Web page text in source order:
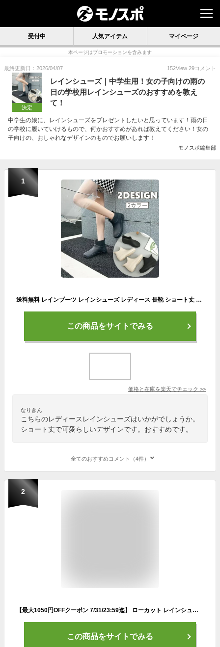
受付中 人気アイテム マイページ
本ページはプロモーションを含みます
最終更新日：2026/04/07 152View 29コメント
決定
レインシューズ｜中学生用！女の子向けの雨の
日の学校用レインシューズのおすすめを教え
て！
中学生の娘に、レインシューズをプレゼントしたいと思っています！雨の日
の学校に履いていけるもので、何かおすすめがあれば教えてください！女の
子向けの、おしゃれなデザインのものでお願いします！
モノスポ編集部
1
送料無料 レインブーツ レインシューズ レディース 長靴 ショート丈 シンプル 無地 黒 ブラック 定番 雨靴 防水 おしゃれ カジュアル かわいい 通勤 通学 女性 女子
この商品をサイトでみる
価格と在庫を楽天でチェック >>
なりきん
こちらのレディースレインシューズはいかがでしょうか。
ショート丈で可愛らしいデザインです。おすすめです。
全てのおすすめコメント（4件）
2
【最大1050円OFFクーポン 7/31/23:59迄】 ローカット レインシューズ レディース ローファー 通勤 女子 学生靴 おしゃれ フラツト 防水 かわいい 長靴 雨靴 シューズグラインド
この商品をサイトでみる